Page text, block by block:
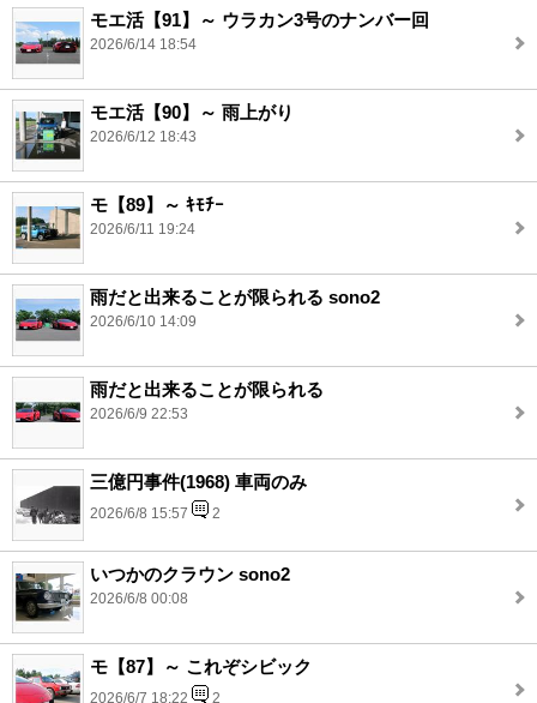
モエ活【91】～ ウラカン3号のナンバー回
2026/6/14 18:54
モエ活【90】～ 雨上がり
2026/6/12 18:43
モ【89】～ ｷﾓﾁｰ
2026/6/11 19:24
雨だと出来ることが限られる sono2
2026/6/10 14:09
雨だと出来ることが限られる
2026/6/9 22:53
三億円事件(1968) 車両のみ
2026/6/8 15:57 2
いつかのクラウン sono2
2026/6/8 00:08
モ【87】～ これぞシビック
2026/6/7 18:22 2